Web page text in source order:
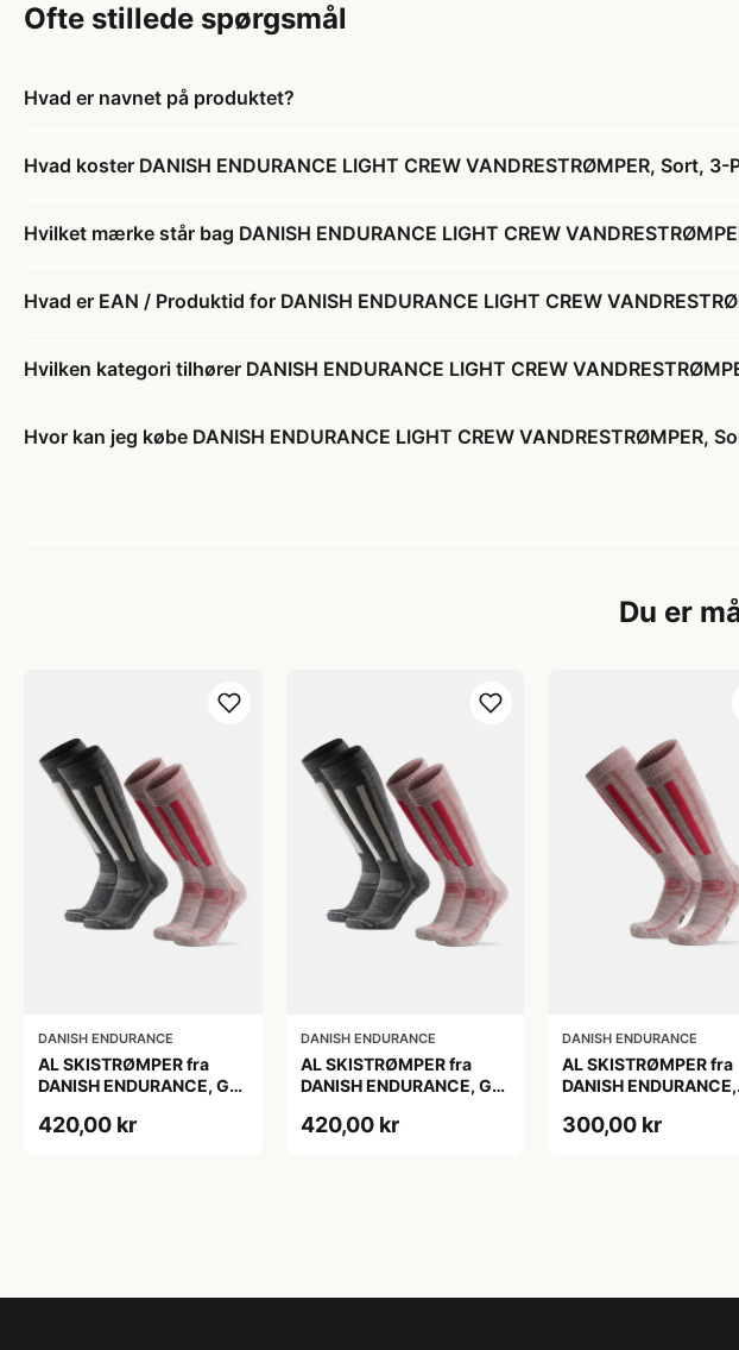
Ofte stillede spørgsmål
Hvad er navnet på produktet?
Hvad koster DANISH ENDURANCE LIGHT CREW VANDRESTRØMPER, Sort, 3-
Hvilket mærke står bag DANISH ENDURANCE LIGHT CREW
Hvad er EAN / Produktid for DANISH ENDURANCE LIGHT CREW
Hvilken kategori tilhører DANISH ENDURANCE LIGHT CREW
Hvor kan jeg købe DANISH ENDURANCE LIGHT CREW VANDRESTRØMPER,
Du er
DANISH ENDURANCE
AL SKISTRØMPER fra
DANISH ENDURANCE, Grå
420,00 kr
DANISH ENDURANCE
AL SKISTRØMPER fra
DANISH ENDURANCE, Grå
420,00 kr
DANISH ENDURANCE
AL SKISTRØMPER fra
DANISH ENDURANCE,
300,00 kr